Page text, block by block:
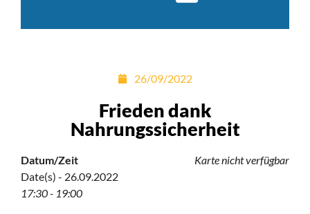
26/09/2022
Frieden dank
Nahrungssicherheit
Karte nicht verfügbar
Datum/Zeit
Date(s) - 26.09.2022
17:30 - 19:00